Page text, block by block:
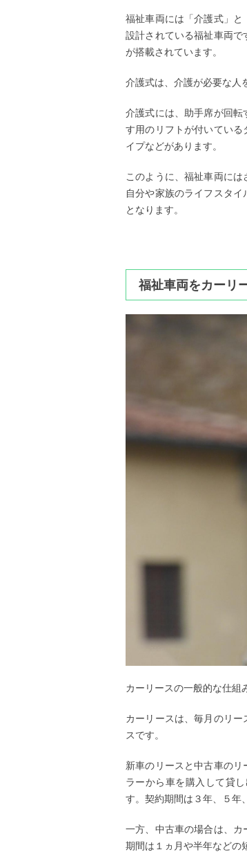
福祉車両には「介護式」と
設計されている福祉車両
が搭載されています。
介護式は、介護が必要な人
介護式には、助手席が回
す用のリフトが付いている
イプなどがあります。
このように、福祉車両には
自分や家族のライフスタ
となります。
福祉車両をカーリ
カーリースの一般的な仕組
カーリースは、毎月のリ
スです。
新車のリースと中古車の
ラーから車を購入して貸
す。契約期間は３年、５年
一方、中古車の場合は、
期間は１ヵ月や半年などの